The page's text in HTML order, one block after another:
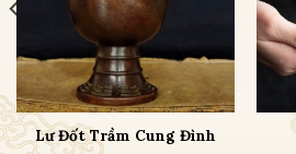
Lư Đốt Trầm Cung Đình